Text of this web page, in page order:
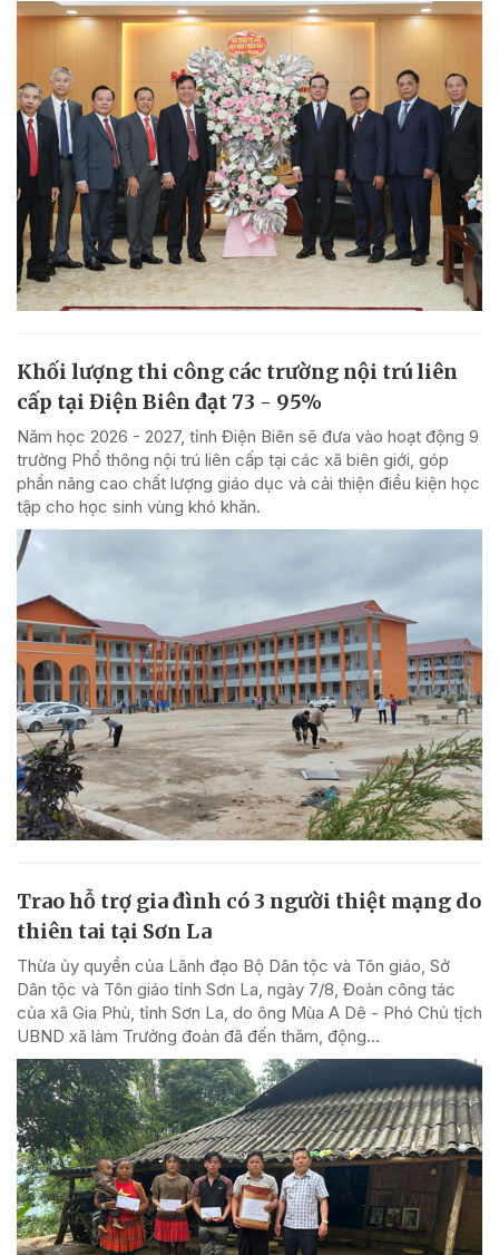
Khối lượng thi công các trường nội trú liên
cấp tại Điện Biên đạt 73 - 95%
Năm học 2026 - 2027, tỉnh Điện Biên sẽ đưa vào hoạt động 9
trường Phổ thông nội trú liên cấp tại các xã biên giới, góp
phần nâng cao chất lượng giáo dục và cải thiện điều kiện học
tập cho học sinh vùng khó khăn.
Trao hỗ trợ gia đình có 3 người thiệt mạng do
thiên tai tại Sơn La
Thừa ủy quyền của Lãnh đạo Bộ Dân tộc và Tôn giáo, Sở
Dân tộc và Tôn giáo tỉnh Sơn La, ngày 7/8, Đoàn công tác
của xã Gia Phù, tỉnh Sơn La, do ông Mùa A Dê - Phó Chủ tịch
UBND xã làm Trưởng đoàn đã đến thăm, động...